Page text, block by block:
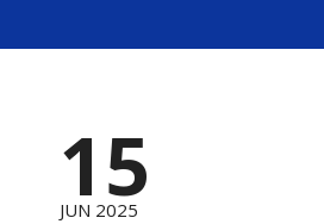
15
JUN 2025